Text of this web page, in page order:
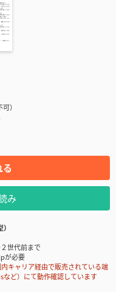
）
み
世代前まで
が必要
キャリア経由で販売されている端
など）にて動作確認しています